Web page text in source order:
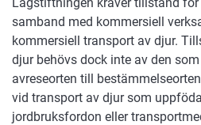
samband med kommersiell
kommersiell transport av djur.
djur behövs dock inte av den
avreseorten till
vid transport av djur som
jordbruksfordon eller